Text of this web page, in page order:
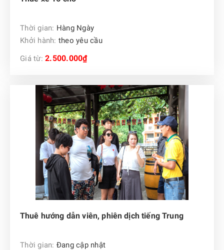
Thời gian: Hàng Ngày
Khởi hành: theo yêu cầu
Giá từ: 2.500.000₫
Thuê hướng dẫn viên, phiên dịch tiếng Trung
Thời gian: Đang cập nhật